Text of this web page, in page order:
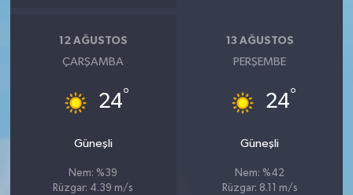
12 AĞUSTOS
ÇARŞAMBA
24°
Güneşli
Nem: %39
Rüzgar: 4.39 m/s
13 AĞUSTOS
PERŞEMBE
24°
Güneşli
Nem: %42
Rüzgar: 8.11 m/s